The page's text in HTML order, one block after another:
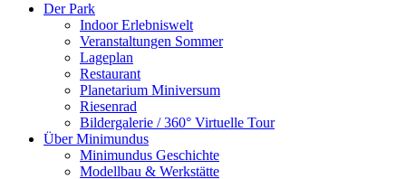
Der Park
Indoor Erlebniswelt
Veranstaltungen Sommer
Lageplan
Restaurant
Planetarium Miniversum
Riesenrad
Bildergalerie / 360° Virtuelle Tour
Über Minimundus
Minimundus Geschichte
Modellbau & Werkstätte